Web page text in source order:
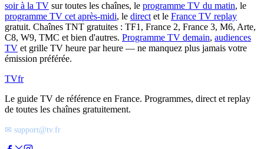
soir à la TV sur toutes les chaînes, le programme TV du matin, le
programme TV cet après-midi, le direct et le France TV replay
gratuit. Chaînes TNT gratuites : TF1, France 2, France 3, M6, Arte,
C8, W9, TMC et bien d'autres. Programme TV demain, audiences
TV et grille TV heure par heure — ne manquez plus jamais votre
émission préférée.
TVfr
Le guide TV de référence en France. Programmes, direct et replay
de toutes les chaînes gratuitement.
✉ support@tv.fr